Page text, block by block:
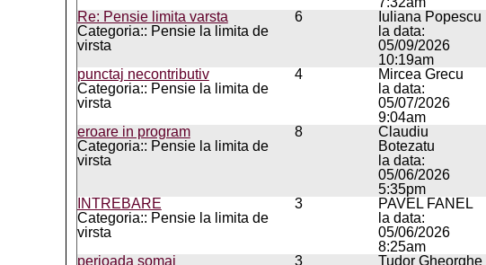
Re: Pensie limita varsta
Categoria:: Pensie la limita de
virsta
6
Iuliana Popescu
la data:
05/09/2026
10:19am
punctaj necontributiv
Categoria:: Pensie la limita de
virsta
4
Mircea Grecu
la data:
05/07/2026
9:04am
eroare in program
Categoria:: Pensie la limita de
virsta
8
Claudiu
Botezatu
la data:
05/06/2026
5:35pm
INTREBARE
Categoria:: Pensie la limita de
virsta
3
PAVEL FANEL
la data:
05/06/2026
8:25am
perioada somaj
3
Tudor Gheorghe